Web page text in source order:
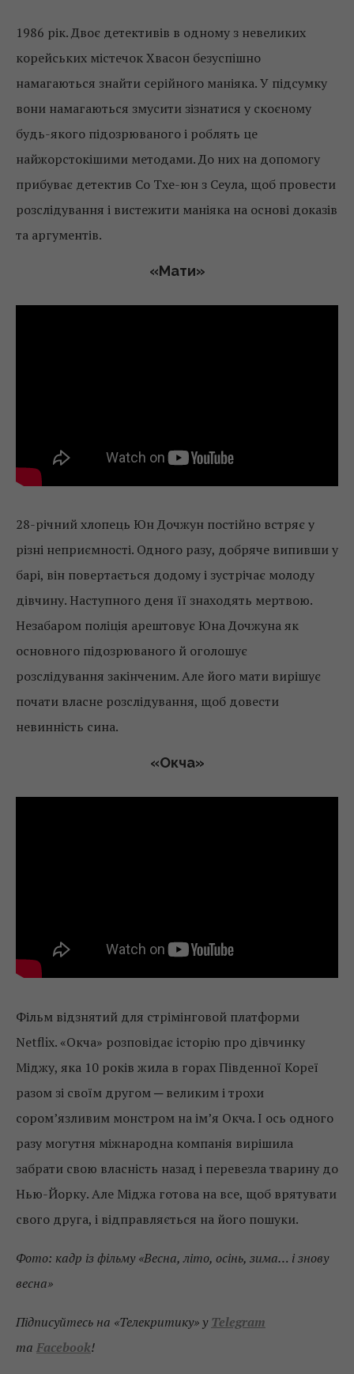
1986 рік. Двоє детективів в одному з невеликих
корейських містечок Хвасон безуспішно
намагаються знайти серійного маніяка. У підсумку
вони намагаються змусити зізнатися у скоєному
будь-якого підозрюваного і роблять це
найжорстокішими методами. До них на допомогу
прибуває детектив Со Тхе-юн з Сеула, щоб провести
розслідування і вистежити маніяка на основі доказів
та аргументів.
«Мати»
28-річний хлопець Юн Дочжун постійно встряє у
різні неприємності. Одного разу, добряче випивши у
барі, він повертається додому і зустрічає молоду
дівчину. Наступного деня її знаходять мертвою.
Незабаром поліція арештовує Юна Дочжуна як
основного підозрюваного й оголошує
розслідування закінченим. Але його мати вирішує
почати власне розслідування, щоб довести
невинність сина.
«Окча»
Фільм відзнятий для стрімінговой платформи
Netflix. «Окча» розповідає історію про дівчинку
Міджу, яка 10 років жила в горах Південної Кореї
разом зі своїм другом ─ великим і трохи
сором’язливим монстром на ім’я Окча. І ось одного
разу могутня міжнародна компанія вирішила
забрати свою власність назад і перевезла тварину до
Нью-Йорку. Але Міджа готова на все, щоб врятувати
свого друга, і відправляється на його пошуки.
Фото: кадр із фільму «Весна, літо, осінь, зима… і знову
весна»
Підписуйтесь на «Телекритику» у Telegram
та Facebook!